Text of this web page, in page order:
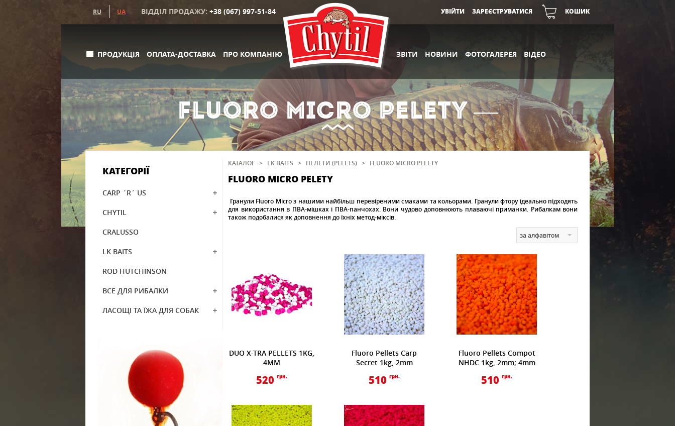
RU UA ВІДДІЛ ПРОДАЖУ: +38 (067) 997-51-84 УВІЙТИ ЗАРЕЄСТРУВАТИСЯ КОШИК
ПРОДУКЦІЯ ОПЛАТА-ДОСТАВКА ПРО КОМПАНІЮ ЗВІТИ НОВИНИ ФОТОГАЛЕРЕЯ ВІДЕО
FLUORO MICRO PELETY —
КАТЕГОРІЇ
CARP ´R´ US
CHYTIL
CRALUSSO
LK BAITS
ROD HUTCHINSON
ВСЕ ДЛЯ РИБАЛКИ
ЛАСОЩІ ТА ЇЖА ДЛЯ СОБАК
КАТАЛОГ> LK BAITS > ПЕЛЕТИ (PELETS) > FLUORO MICRO PELETY
FLUORO MICRO PELETY
Гранули Fluoro Micro з нашими найбільш перевіреними смаками та кольорами. Гранули фтору ідеально підходять
для використання в ПВА-мішках і ПВА-панчохах. Вони чудово доповнюють плаваючі приманки. Рибалкам вони
також подобалися як доповнення до їхніх метод-міксів.
за алфавітом
DUO X-TRA PELLETS 1KG,
4MM
520 грн.
Fluoro Pellets Carp
Secret 1kg, 2mm
510 грн.
Fluoro Pellets Compot
NHDC 1kg, 2mm; 4mm
510 грн.